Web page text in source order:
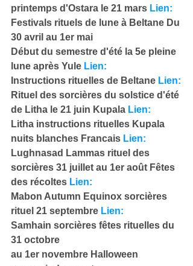
printemps d'Ostara le 21 mars Lien:
Festivals rituels de lune à Beltane Du
30 avril au 1er mai
Début du semestre d'été la 5e pleine
lune après Yule Lien:
Instructions rituelles de Beltane Lien:
Rituel des sorcières du solstice d'été
de Litha le 21 juin Kupala Lien:
Litha instructions rituelles Kupala
nuits blanches Francais Lien:
Lughnasad Lammas rituel des
sorcières 31 juillet au 1er août Fêtes
des récoltes Lien:
Mabon Autumn Equinox sorcières
rituel 21 septembre Lien:
Samhain sorcières fêtes rituelles du
31 octobre
au 1er novembre Halloween